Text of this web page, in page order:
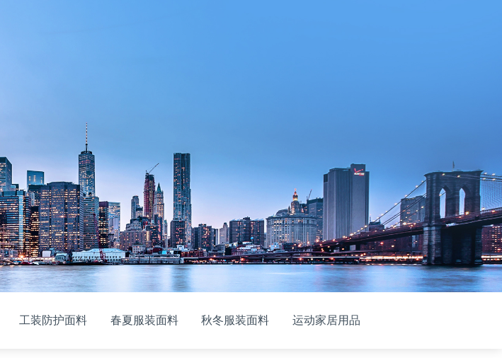
工装防护面料 春夏服装面料 秋冬服装面料 运动家居用品